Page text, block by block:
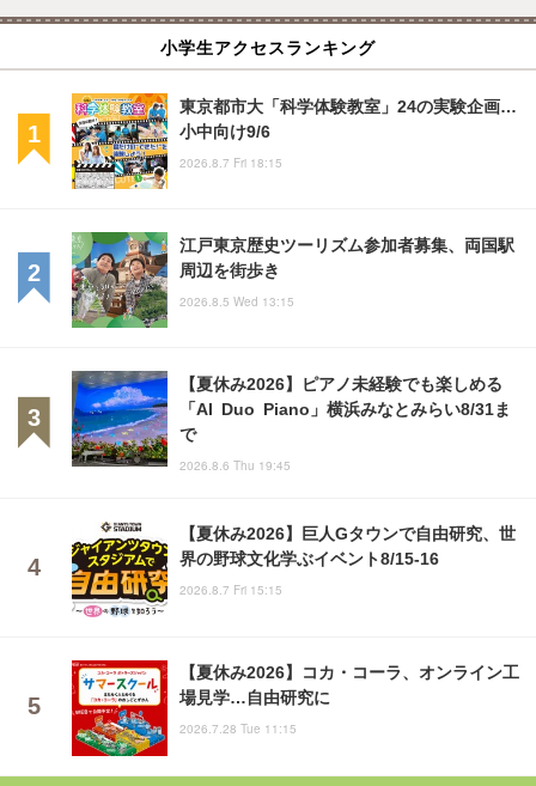
小学生アクセスランキング
東京都市大「科学体験教室」24の実験企画…
小中向け9/6
2026.8.7 Fri 18:15
江戸東京歴史ツーリズム参加者募集、両国駅
周辺を街歩き
2026.8.5 Wed 13:15
【夏休み2026】ピアノ未経験でも楽しめる
「AI Duo Piano」横浜みなとみらい8/31ま
で
2026.8.6 Thu 19:45
【夏休み2026】巨人Gタウンで自由研究、世
界の野球文化学ぶイベント8/15-16
2026.8.7 Fri 15:15
【夏休み2026】コカ・コーラ、オンライン工
場見学…自由研究に
2026.7.28 Tue 11:15